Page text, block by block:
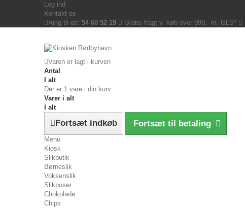
Log ind
Kontakt os
Ring til os: 54 60 52 19 Gratis fragt v. køb over 999,- m. GLS*
Varen er lagt i kurven
Antal
I alt
Der er 1 vare i din kurv
Varer i alt
I alt
Fortsæt indkøb Fortsæt til betaling
Menu
Kiosk
Slikbutik
Børneslik
Voksenslik
Slikposer
Chokolade
Chips